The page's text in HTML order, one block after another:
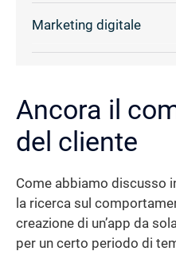
Marketing digitale
Ancora il
del cliente
Come abbiamo discusso
la ricerca sul
creazione di un’app da
per un certo periodo di